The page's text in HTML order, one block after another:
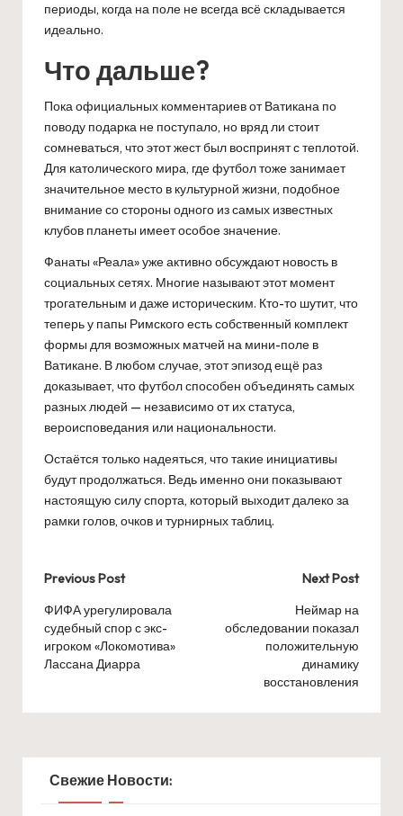
периоды, когда на поле не всегда всё складывается
идеально.
Что дальше?
Пока официальных комментариев от Ватикана по
поводу подарка не поступало, но вряд ли стоит
сомневаться, что этот жест был воспринят с теплотой.
Для католического мира, где футбол тоже занимает
значительное место в культурной жизни, подобное
внимание со стороны одного из самых известных
клубов планеты имеет особое значение.
Фанаты «Реала» уже активно обсуждают новость в
социальных сетях. Многие называют этот момент
трогательным и даже историческим. Кто-то шутит, что
теперь у папы Римского есть собственный комплект
формы для возможных матчей на мини-поле в
Ватикане. В любом случае, этот эпизод ещё раз
доказывает, что футбол способен объединять самых
разных людей — независимо от их статуса,
вероисповедания или национальности.
Остаётся только надеяться, что такие инициативы
будут продолжаться. Ведь именно они показывают
настоящую силу спорта, который выходит далеко за
рамки голов, очков и турнирных таблиц.
Post
navigation
Previous Post
ФИФА урегулировала
судебный спор с экс-
игроком «Локомотива»
Лассана Диарра
Next Post
Неймар на
обследовании показал
положительную
динамику
восстановления
Свежие Новости: